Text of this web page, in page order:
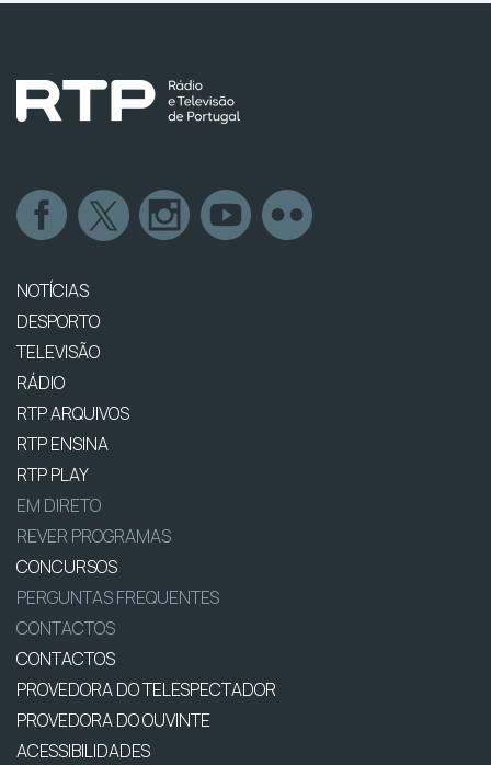
NOTÍCIAS
DESPORTO
TELEVISÃO
RÁDIO
RTP ARQUIVOS
RTP ENSINA
RTP PLAY
EM DIRETO
REVER PROGRAMAS
CONCURSOS
PERGUNTAS FREQUENTES
CONTACTOS
CONTACTOS
PROVEDORA DO TELESPECTADOR
PROVEDORA DO OUVINTE
ACESSIBILIDADES